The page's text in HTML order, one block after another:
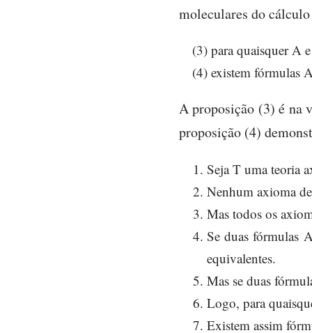
moleculares do
(3) para quaisquer
(4) existem
A proposição (3) é na
proposição (4)
Seja T uma teoria
Nenhum axioma
Mas todos os
Se duas fórmulas
equivalentes.
Mas se duas
Logo, para
Existem assim